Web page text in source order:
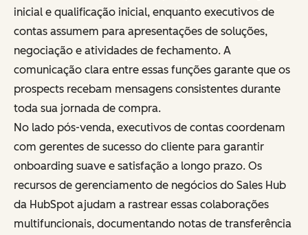
inicial e qualificação inicial, enquanto executivos de
contas assumem para apresentações de soluções,
negociação e atividades de fechamento. A
comunicação clara entre essas funções garante que os
prospects recebam mensagens consistentes durante
toda sua jornada de compra.
No lado pós-venda, executivos de contas coordenam
com gerentes de sucesso do cliente para garantir
onboarding suave e satisfação a longo prazo. Os
recursos de gerenciamento de negócios do Sales Hub
da HubSpot ajudam a rastrear essas colaborações
multifuncionais, documentando notas de transferência